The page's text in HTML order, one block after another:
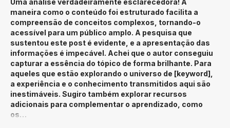
Uma análise verdadeiramente esclarecedora! A
maneira como o conteúdo foi estruturado facilita a
compreensão de conceitos complexos, tornando-o
acessível para um público amplo. A pesquisa que
sustentou este post é evidente, e a apresentação das
informações é impecável. Achei que o autor conseguiu
capturar a essência do tópico de forma brilhante. Para
aqueles que estão explorando o universo de [keyword],
a experiência e o conhecimento transmitidos aqui são
inestimáveis. Sugiro também explorar recursos
adicionais para complementar o aprendizado, como
os…